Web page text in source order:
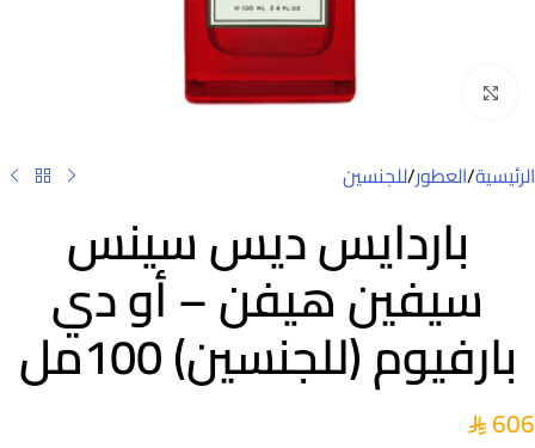
Click to enlarge
الرئيسية/العطور/للجنسين
باردايس ديس سينس
سيفين هيفن – أو دي
بارفيوم (للجنسين) 100مل
606